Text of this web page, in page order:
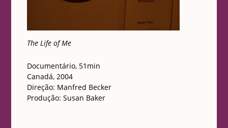
The Life of Me
Documentário, 51min
Canadá, 2004
Direção: Manfred Becker
Produção: Susan Baker